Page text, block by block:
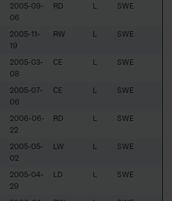
2005-09-
06
RD L SWE
2005-11-
19
RW L SWE
2005-03-
08
CE L SWE
2005-07-
06
CE L SWE
2006-06-
22
RD L SWE
2005-05-
02
LW L SWE
2005-04-
29
LD L SWE